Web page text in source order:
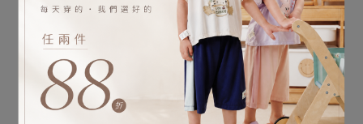
韓國 ppippilong 女孩女童
三角內褲
NT$169NT$187
已售完
韓國 ppippilong 男孩背心
家居服
NT$199
加入購物車